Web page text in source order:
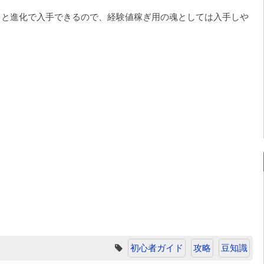
進化で入手できるので、経験値稼ぎ用の魂としては入手しや
初心者ガイド 攻略 豆知識